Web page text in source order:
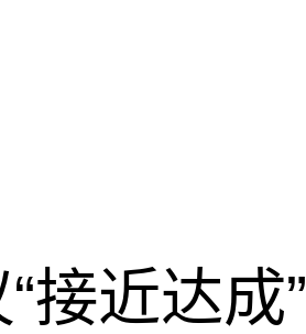
接近达成”